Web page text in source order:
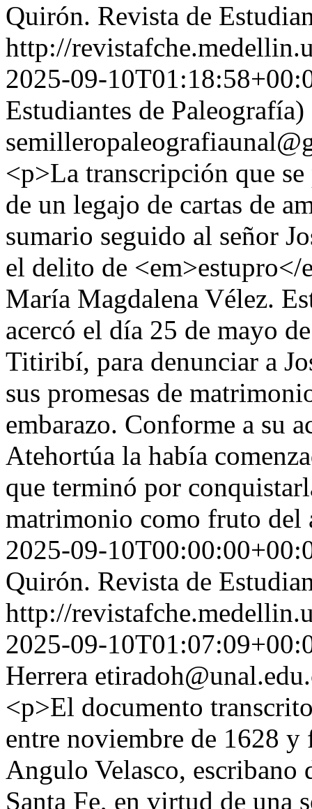
Quirón. Revista de
http://
2025-09-
Estudiantes de Paleografía)
<p>La transcripción que
de un legajo de cartas de
sumario seguido al señor
el delito de <em>estupro</
María Magdalena Vélez.
acercó el día 25 de mayo
Titiribí, para denunciar a
sus promesas de
embarazo. Conforme a su
Atehortúa la había
que terminó por
matrimonio como fruto del
2025-09-
Quirón. Revista de
http://
2025-09-
Herrera
<p>El documento
entre noviembre de 1628
Angulo Velasco, escribano
Santa Fe, en virtud de